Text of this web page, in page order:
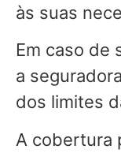
às suas
Em caso de
a
dos limites
A cobertura